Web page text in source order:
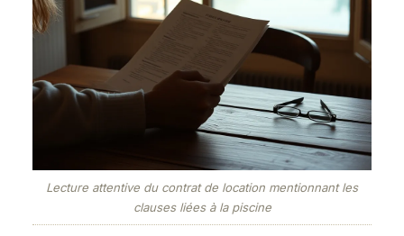
Lecture attentive du contrat de location mentionnant les
clauses liées à la piscine